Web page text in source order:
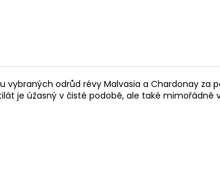
vybraných odrůd révy Malvasia a Chardonay
je úžasný v čisté podobě, ale také